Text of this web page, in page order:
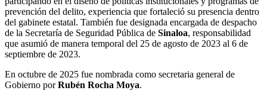
prevención del delito, experiencia que fortaleció su presencia dentro
del gabinete estatal. También fue designada encargada de despacho
de la Secretaría de Seguridad Pública de Sinaloa, responsabilidad
que asumió de manera temporal del 25 de agosto de 2023 al 6 de
septiembre de 2023.
En octubre de 2025 fue nombrada como secretaria general de
Gobierno porRubén Rocha Moya.